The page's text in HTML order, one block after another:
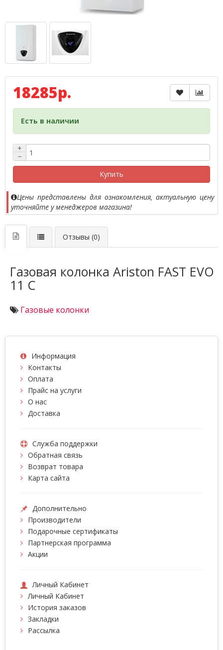
18285р.
Есть в наличии
+
−
Купить
Цены представлены для ознакомления, актуальную цену
уточняйте у менеджеров магазина!
Отзывы (0)
Газовая колонка Ariston FAST EVO
11 С
Газовые колонки
Информация
Контакты
Оплата
Прайс на услуги
О нас
Доставка
Служба поддержки
Обратная связь
Возврат товара
Карта сайта
Дополнительно
Производители
Подарочные сертификаты
Партнерская программа
Акции
Личный Кабинет
Личный Кабинет
История заказов
Закладки
Рассылка